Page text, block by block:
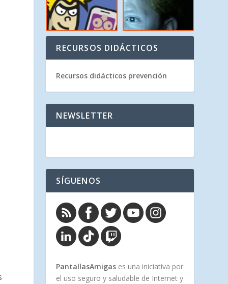
RECURSOS DIDÁCTICOS
Recursos didácticos prevención
NEWSLETTER
SÍGUENOS
PantallasAmigas es una iniciativa por
el uso seguro y saludable de Internet y